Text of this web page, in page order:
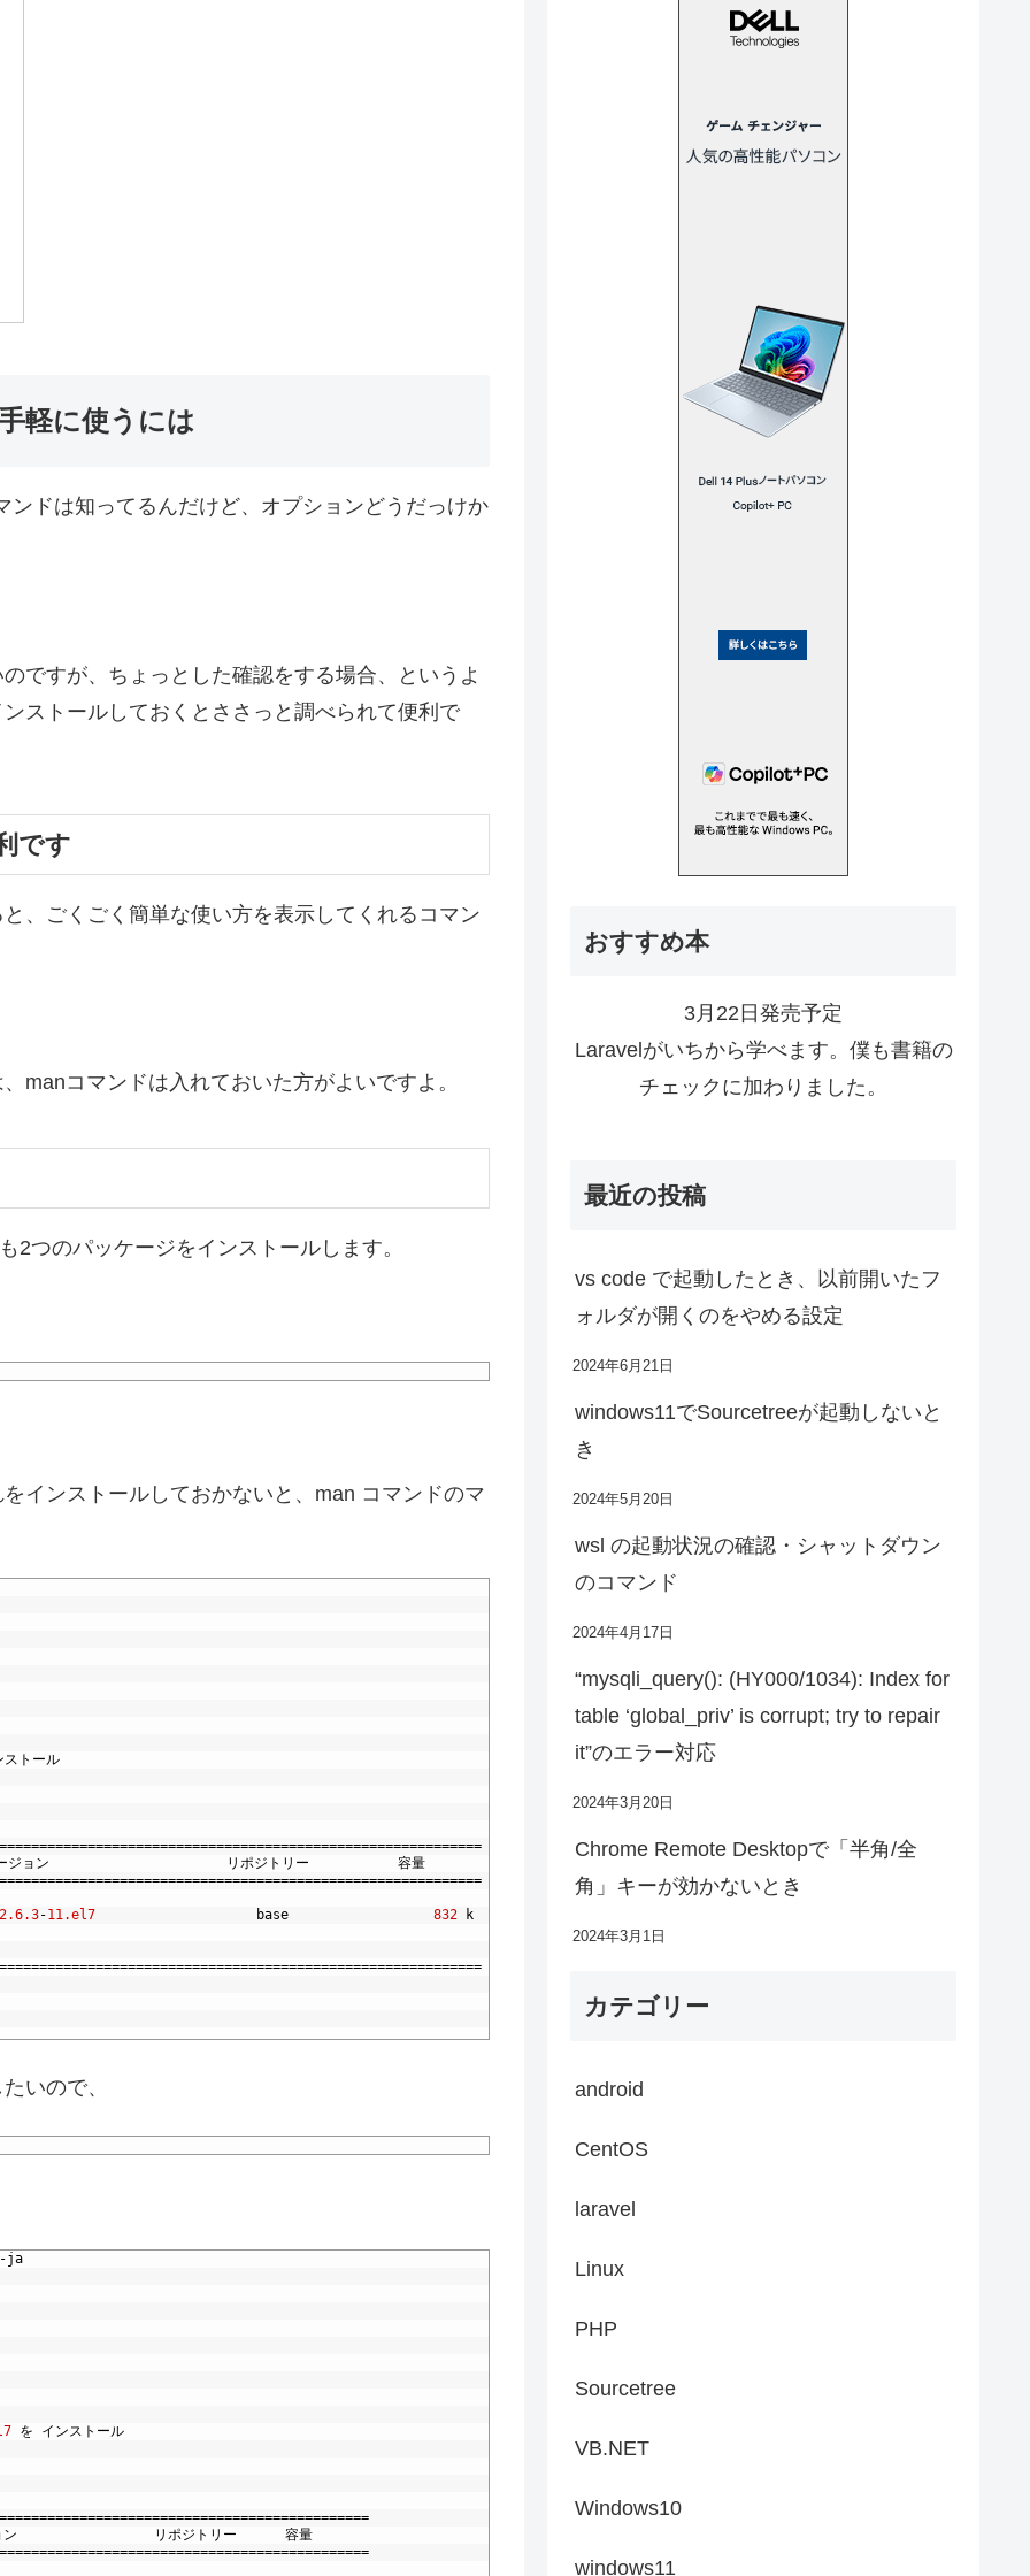
軽に使うには
ドは知ってるんだけど、オプションどうだっけか
ですが、ちょっとした確認をする場合、というよ
ストールしておくとささっと調べられて便利で
です
、ごくごく簡単な使い方を表示してくれるコマン
manコマンドは入れておいた方がよいですよ。
2つのパッケージをインストールします。
インストールしておかないと、man コマンドのマ
ストール
ジョン
リポジトリー
容量
2.6.3-11.el7 base 832 k
1/1
いので、
-ja
を インストール
ン
リポジトリー
容量
おすすめ本
3月22日発売予定
Laravelがいちから学べます。僕も書籍の
チェックに加わりました。
最近の投稿
vs code で起動したとき、以前開いたフ
ォルダが開くのをやめる設定
2024年6月21日
windows11でSourcetreeが起動しないと
き
2024年5月20日
wsl の起動状況の確認・シャットダウン
のコマンド
2024年4月17日
“mysqli_query(): (HY000/1034): Index for
table ‘global_priv’ is corrupt; try to repair
it”のエラー対応
2024年3月20日
Chrome Remote Desktopで「半角/全
角」キーが効かないとき
2024年3月1日
カテゴリー
android
CentOS
laravel
Linux
PHP
Sourcetree
VB.NET
Windows10
windows11